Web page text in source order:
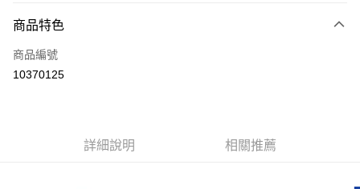
信用卡一次付款
信用卡分期付款
上海商業儲蓄銀行
台北富邦商業銀行
合作金庫商業銀行
第一商業銀行
12 期 0 利率 每期NT$548
商品特色
商品編號
10370125
詳細說明 相關推薦